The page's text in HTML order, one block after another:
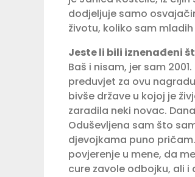
dodjeljuje samo
životu, koliko sam
Jeste li bili iznenađeni
Baš i nisam, jer sam
preduvjet za ovu
bivše države u kojoj je
zaradila neki novac.
Oduševljena sam što
djevojkama puno
povjerenje u mene, da
cure zavole odbojku, ali